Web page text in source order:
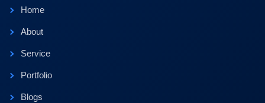
Home
About
Service
Portfolio
Blogs